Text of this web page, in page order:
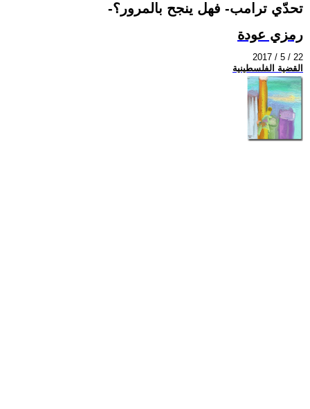
-تحدّي ترامب- فهل ينجح بالمرور؟
رمزي عودة
2017 / 5 / 22
القضية الفلسطينية